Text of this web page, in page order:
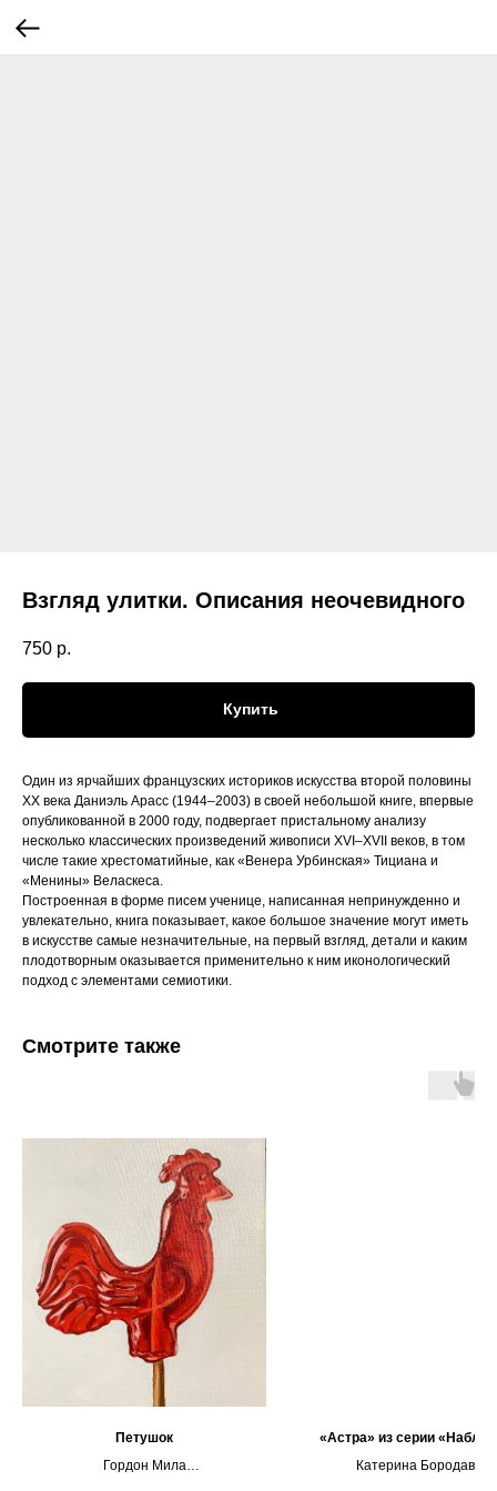
Взгляд улитки. Описания неочевидного
750 р.
Купить
Один из ярчайших французских историков искусства второй половины
XX века Даниэль Арасс (1944–2003) в своей небольшой книге, впервые
опубликованной в 2000 году, подвергает пристальному анализу
несколько классических произведений живописи XVI–XVII веков, в том
числе такие хрестоматийные, как «Венера Урбинская» Тициана и
«Менины» Веласкеса.
Построенная в форме писем ученице, написанная непринужденно и
увлекательно, книга показывает, какое большое значение могут иметь
в искусстве самые незначительные, на первый взгляд, детали и каким
плодотворным оказывается применительно к ним иконологический
подход с элементами семиотики.
Смотрите также
Петушок
Гордон Мила
«Астра» из серии
Катерина